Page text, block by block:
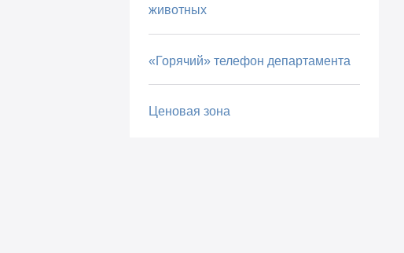
животных
«Горячий» телефон департамента
Ценовая зона